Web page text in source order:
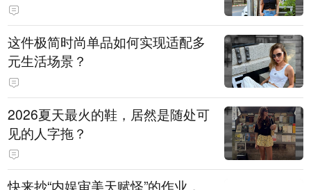
这件极简时尚单品如何实现适配多
元生活场景？
2026夏天最火的鞋，居然是随处可
见的人字拖？
快来抄“内娱审美天赋怪”的作业，